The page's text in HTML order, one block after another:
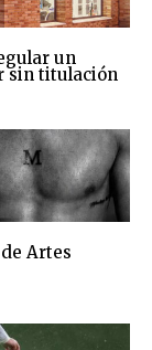
un
sin titulación
Artes